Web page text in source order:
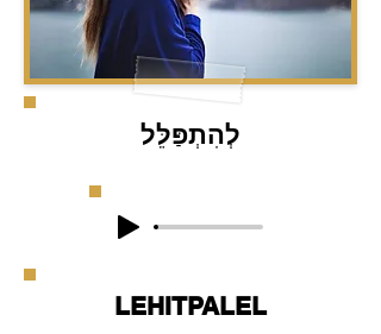
לְהִתְפַּלֵּל
LEHITPALEL